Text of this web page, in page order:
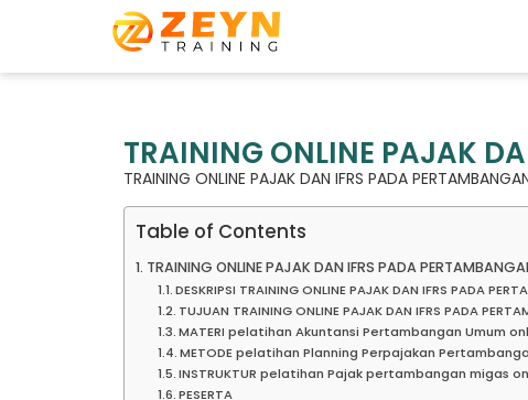
TRAINING ONLINE PAJAK
TRAINING ONLINE PAJAK DAN IFRS PADA
Table of Contents
TRAINING ONLINE PAJAK DAN IFRS PADA
DESKRIPSI TRAINING ONLINE PAJAK DAN IFRS PADA
TUJUAN TRAINING ONLINE PAJAK DAN IFRS PADA
MATERI pelatihan Akuntansi Pertambangan Umum
METODE pelatihan Planning Perpajakan
INSTRUKTUR pelatihan Pajak pertambangan migas
PESERTA